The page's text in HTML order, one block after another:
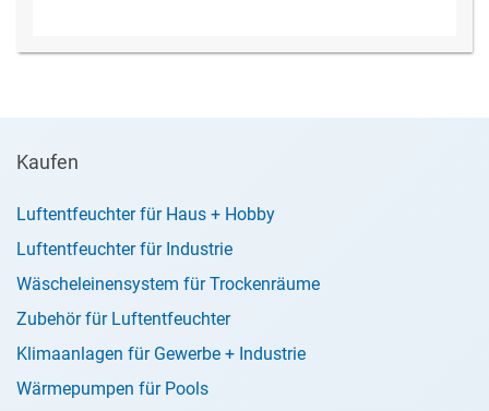
Kaufen
Luftentfeuchter für Haus + Hobby
Luftentfeuchter für Industrie
Wäscheleinensystem für Trockenräume
Zubehör für Luftentfeuchter
Klimaanlagen für Gewerbe + Industrie
Wärmepumpen für Pools